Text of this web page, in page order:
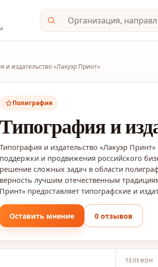
и издательство «Лакуэр Принт»
Полиграфия
Типография и
Типография и издательство «Лакуэр
поддержки и продвижения российского
решение сложных задач в области
верность лучшим отечественным
Принт» предоставляет типографские и
Оставить мнение 0 отзывов
ТЕЛЕФОН